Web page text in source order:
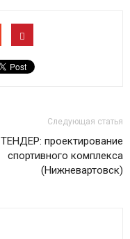
Следующая статья
ТЕНДЕР: проектирование
спортивного комплекса
(Нижневартовск)